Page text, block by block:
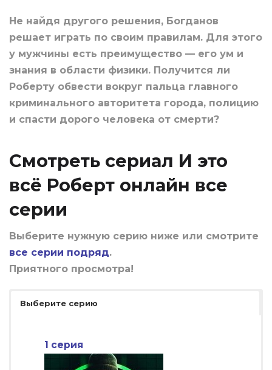
Не найдя другого решения, Богданов
решает играть по своим правилам. Для этого
у мужчины есть преимущество — его ум и
знания в области физики. Получится ли
Роберту обвести вокруг пальца главного
криминального авторитета города, полицию
и спасти дорого человека от смерти?
Смотреть сериал И это
всё Роберт онлайн все
серии
Выберите нужную серию ниже или смотрите
все серии подряд.
Приятного просмотра!
Выберите серию
1 серия